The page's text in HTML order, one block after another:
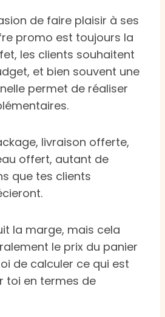
de faire plaisir à ses
promo est toujours la
les clients souhaitent
et bien souvent une
permet de réaliser
livraison offerte,
offert, autant de
que tes clients
la marge, mais cela
le prix du panier
de calculer ce qui est
toi en termes de